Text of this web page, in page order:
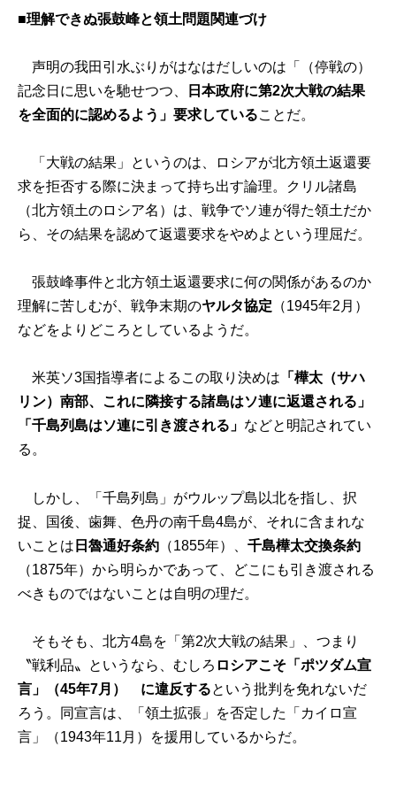
■理解できぬ張鼓峰と領土問題関連づけ
声明の我田引水ぶりがはなはだしいのは「（停戦の）
記念日に思いを馳せつつ、
日本政府に第2次大戦の結果
を全面的に認めるよう」要求していることだ。
「大戦の結果」というのは、ロシアが北方領土返還要
求を拒否する際に決まって持ち出す論理。クリル諸島
（北方領土のロシア名）は、戦争でソ連が得た領土だか
ら、その結果を認めて返還要求をやめよという理屈だ。
張鼓峰事件と北方領土返還要求に何の関係があるのか
理解に苦しむが、戦争末期のヤルタ協定 （1945年2月）
などをよりどころとしているようだ。
米英ソ3国指導者によるこの取り決めは 「樺太（サハ
リン）南部、これに隣接する諸島はソ連に返還される」
「千島列島はソ連に引き渡される」 などと明記されてい
る。
しかし、「千島列島」がウルップ島以北を指し、択
捉、国後、歯舞、色丹の南千島4島が、それに含まれな
いことは 日魯通好条約 （1855年）、千島樺太交換条約
（1875年）から明らかであって、どこにも引き渡される
べきものではないことは自明の理だ。
そもそも、北方4島を「第2次大戦の結果」、つまり
〝戦利品〟というなら、むしろ ロシアこそ「ポツダム宣
言」（45年7月） に違反するという批判を免れないだ
ろう。同宣言は、「領土拡張」を否定した「カイロ宣
言」（1943年11月）を援用しているからだ。